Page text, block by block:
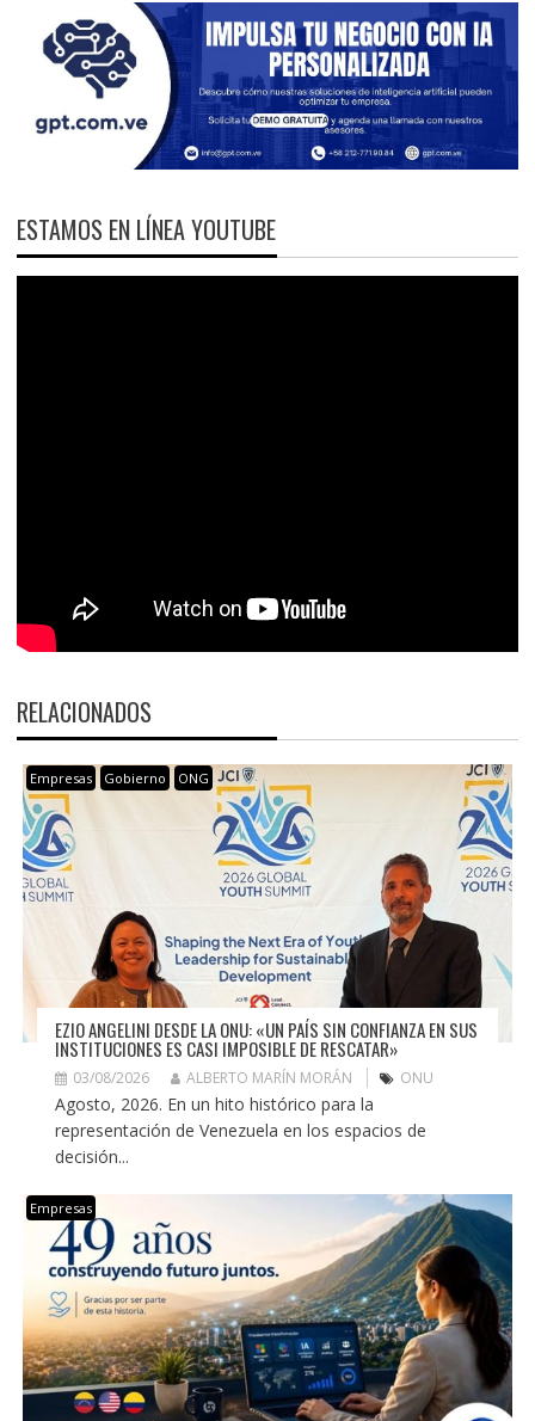
ESTAMOS EN LÍNEA YOUTUBE
RELACIONADOS
Empresas Gobierno ONG
EZIO ANGELINI DESDE LA ONU: «UN PAÍS SIN CONFIANZA EN SUS
INSTITUCIONES ES CASI IMPOSIBLE DE RESCATAR»
03/08/2026 ALBERTO MARÍN MORÁN ONU
Agosto, 2026. En un hito histórico para la
representación de Venezuela en los espacios de
decisión...
Empresas